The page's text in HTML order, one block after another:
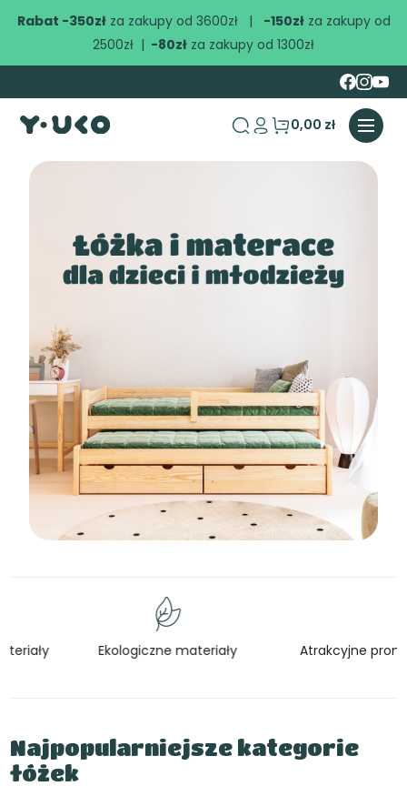
Rabat -350złza zakupy od 3600zł | -150złza zakupy od
2500zł | -80zł za zakupy od 1300zł
0,00 zł
Ekologiczne materiały Atrakcyjne promocje
Najpopularniejsze kategorie
łóżek